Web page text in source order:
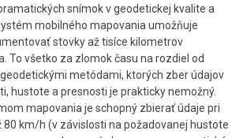
snímok v geodetickej kvalite a
mobilného mapovania umožňuje
stovky až tisíce kilometrov
To všetko za zlomok času na rozdiel od
metódami, ktorých zber údajov
hustote a presnosti je prakticky nemožný.
mapovania je schopný zbierať údaje pri
km/h (v závislosti na požadovanej hustote